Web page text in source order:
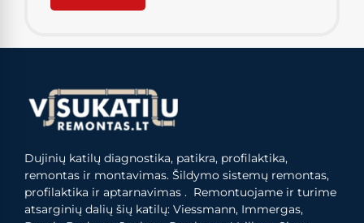
Dujinių katilų diagnostika, patikra, profilaktika,
remontas ir montavimas. Šildymo sistemų remontas,
profilaktika ir aptarnavimas . Remontuojame ir turime
atsarginių dalių šių katilų: Viessmann, Immergas,